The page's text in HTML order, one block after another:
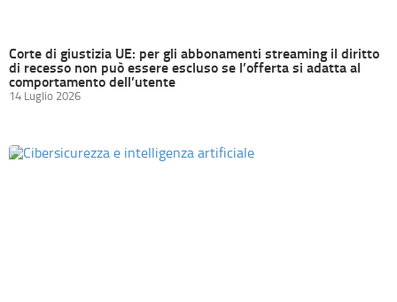
Corte di giustizia UE: per gli abbonamenti streaming il diritto
di recesso non può essere escluso se l’offerta si adatta al
comportamento dell’utente
14 Luglio 2026